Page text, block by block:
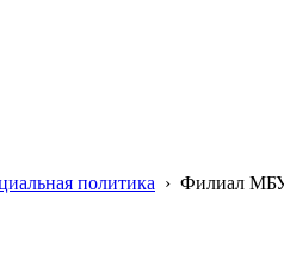
политика › Филиал